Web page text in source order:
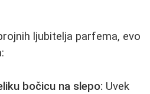
ljubitelja parfema, evo
bočicu na slepo: Uvek